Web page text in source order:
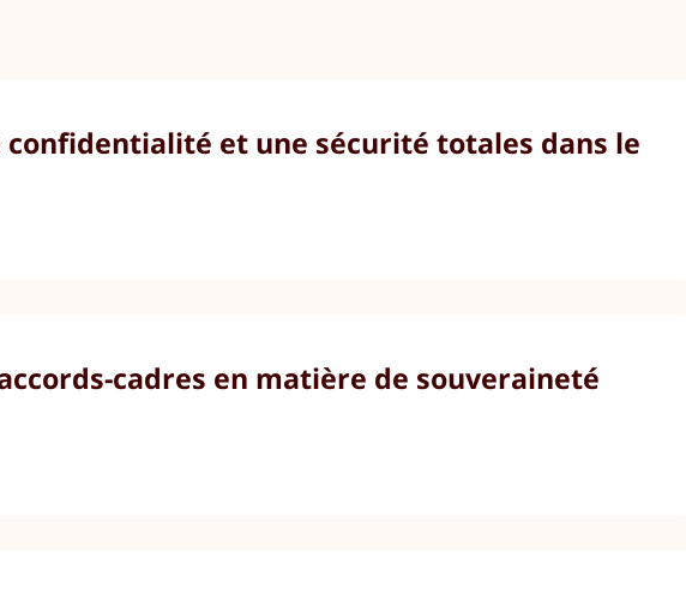
et une sécurité totales dans le
cadres en matière de souveraineté